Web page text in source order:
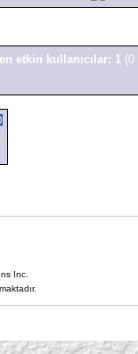
etkin kullanıcılar: 1 (0
Inc.